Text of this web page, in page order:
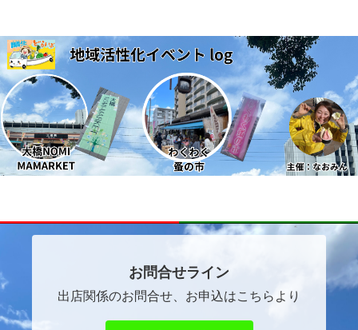
お問合せライン
出店関係のお問合せ、お申込はこちらより